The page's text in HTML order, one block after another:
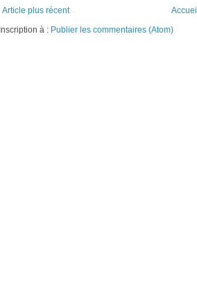
Article plus récent
Accueil
Inscription à : Publier les commentaires (Atom)